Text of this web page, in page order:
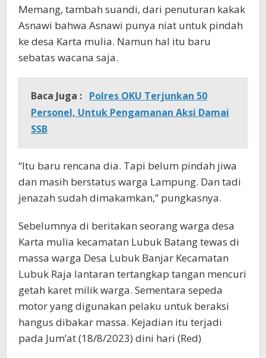
Memang, tambah suandi, dari penuturan kakak
Asnawi bahwa Asnawi punya niat untuk pindah
ke desa Karta mulia. Namun hal itu baru
sebatas wacana saja.
Baca Juga : Polres OKU Terjunkan 50
Personel, Untuk Pengamanan Aksi Damai
SSB
“Itu baru rencana dia. Tapi belum pindah jiwa
dan masih berstatus warga Lampung. Dan tadi
jenazah sudah dimakamkan,” pungkasnya.
Sebelumnya di beritakan seorang warga desa
Karta mulia kecamatan Lubuk Batang tewas di
massa warga Desa Lubuk Banjar Kecamatan
Lubuk Raja lantaran tertangkap tangan mencuri
getah karet milik warga. Sementara sepeda
motor yang digunakan pelaku untuk beraksi
hangus dibakar massa. Kejadian itu terjadi
pada Jum’at (18/8/2023) dini hari (Red)